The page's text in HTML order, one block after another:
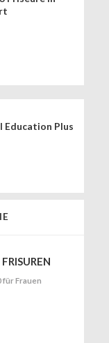
Education Plus
für Frauen